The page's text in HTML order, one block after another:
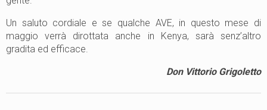
Un saluto cordiale e se qualche AVE, in questo mese di
maggio verrà dirottata anche in Kenya, sarà senz’altro
gradita ed efficace.
Don Vittorio Grigoletto